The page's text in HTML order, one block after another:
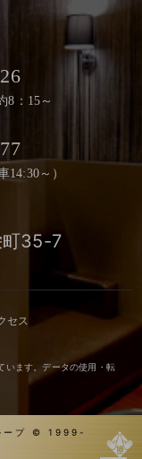
8：15～
14:30～）
町35-7
セス
います。データの使用・転
ープ © 1999-